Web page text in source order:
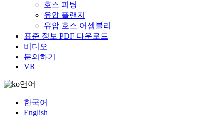
호스 피팅
유압 플랜지
유압 호스 어셈블리
표준 정보 PDF 다운로드
비디오
문의하기
VR
언어
한국어
English